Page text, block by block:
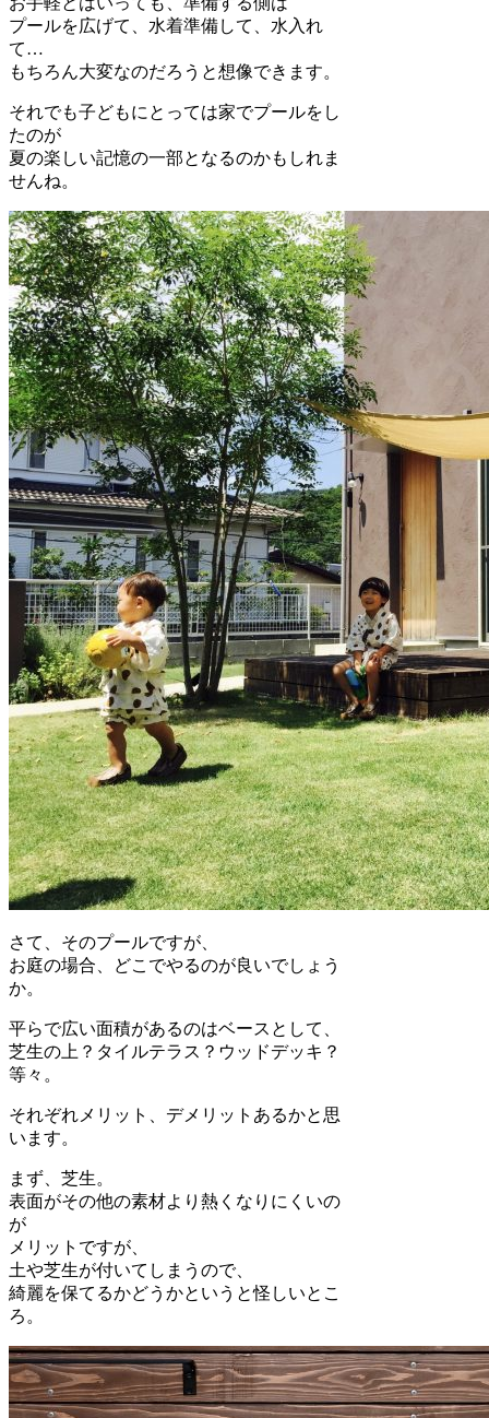
プールを広げて、水着準備して、水入れ
て…
もちろん大変なのだろうと想像できます。
それでも子どもにとっては家でプールをし
たのが
夏の楽しい記憶の一部となるのかもしれま
せんね。
さて、そのプールですが、
お庭の場合、どこでやるのが良いでしょう
か。
平らで広い面積があるのはベースとして、
芝生の上？タイルテラス？ウッドデッキ？
等々。
それぞれメリット、デメリットあるかと思
います。
まず、芝生。
表面がその他の素材より熱くなりにくいの
が
メリットですが、
土や芝生が付いてしまうので、
綺麗を保てるかどうかというと怪しいとこ
ろ。